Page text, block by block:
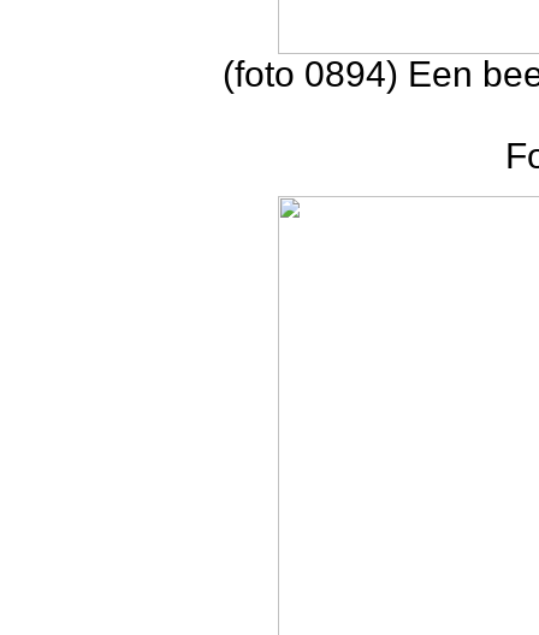
(foto 0894) Een